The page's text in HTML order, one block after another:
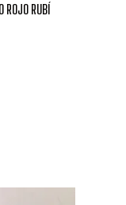
ROJO RUBÍ